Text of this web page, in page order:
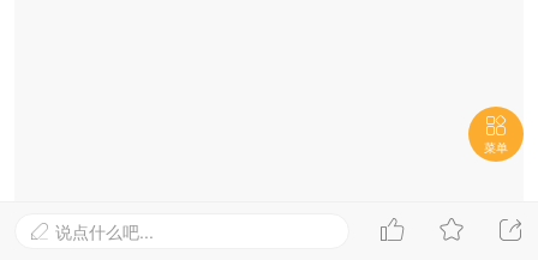

菜单



 说点什么吧...